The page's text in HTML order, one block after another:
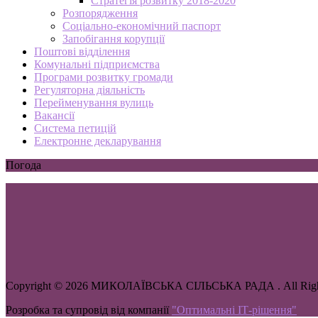
Розпорядження
Соціально-економічний паспорт
Запобігання корупції
Поштові відділення
Комунальні підприємства
Програми розвитку громади
Регуляторна діяльність
Перейменування вулиць
Вакансії
Система петицій
Електронне декларування
Погода
Copyright © 2026 МИКОЛАЇВСЬКА СІЛЬСЬКА РАДА . All
Розробка та супровід від компанії "Оптимальні ІТ-рішення"